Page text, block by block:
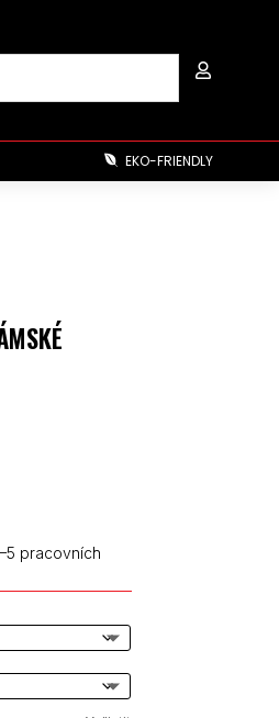

 EKO-FRIENDLY
pracovních